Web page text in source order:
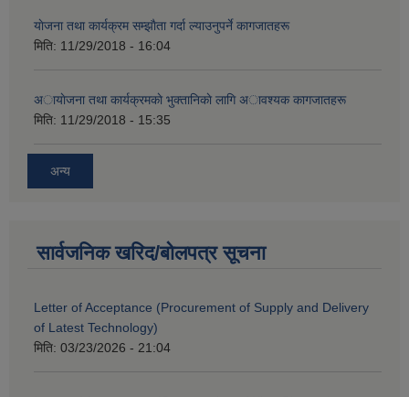
याेजना तथा कार्यक्रम सम्झाैता गर्दा ल्याउनुपर्ने कागजातहरू
मिति: 11/29/2018 - 16:04
अायाेजना तथा कार्यक्रमकाे भुक्तानिकाे लागि अावश्यक कागजातहरू
मिति: 11/29/2018 - 15:35
अन्य
सार्वजनिक खरिद/बोलपत्र सूचना
Letter of Acceptance (Procurement of Supply and Delivery
of Latest Technology)
मिति: 03/23/2026 - 21:04